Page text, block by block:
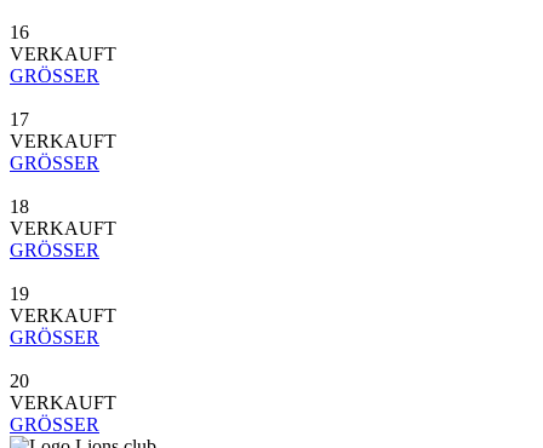
16
VERKAUFT
GRÖSSER
17
VERKAUFT
GRÖSSER
18
VERKAUFT
GRÖSSER
19
VERKAUFT
GRÖSSER
20
VERKAUFT
GRÖSSER